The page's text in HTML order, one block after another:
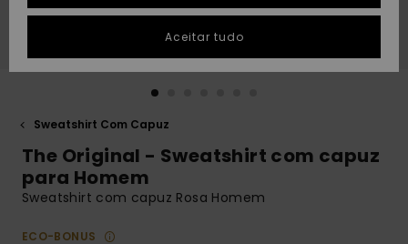
conversa para
obteres a
resposta mais
rápida à tua
conversa
respostas
PRESENTE
DESEJO
Sweatshirt Com Capuz
The Original - Sweatshirt com capuz
para Homem
Sweatshirt com capuz Rosa Homem
ECO-BONUS
Aceitar tudo